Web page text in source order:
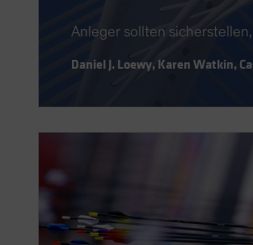
Anleger sollten
Daniel J. Loewy, Karen Watkin,